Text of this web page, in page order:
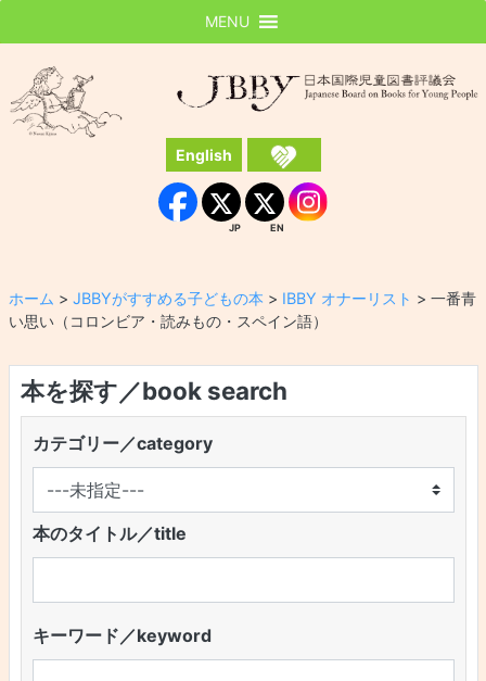
JBBY
English
Facebook
JP
JP
EN
EN Instagram
MENU
ホーム > JBBYがすすめる子どもの本 > IBBY オナーリスト > 一番青
い思い（コロンビア・読みもの・スペイン語）
本を探す／book search
カテゴリー／category
本のタイトル／title
キーワード／keyword